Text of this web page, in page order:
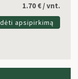
apsipirkimą
1.70 € / vnt.